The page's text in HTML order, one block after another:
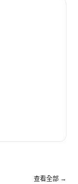
查看全部 →